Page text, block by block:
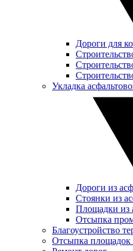
Дороги для
Укладка
Дороги из
Стоянки из
Площадки из
Отсыпка
Благоустройство
Отсыпка площадок